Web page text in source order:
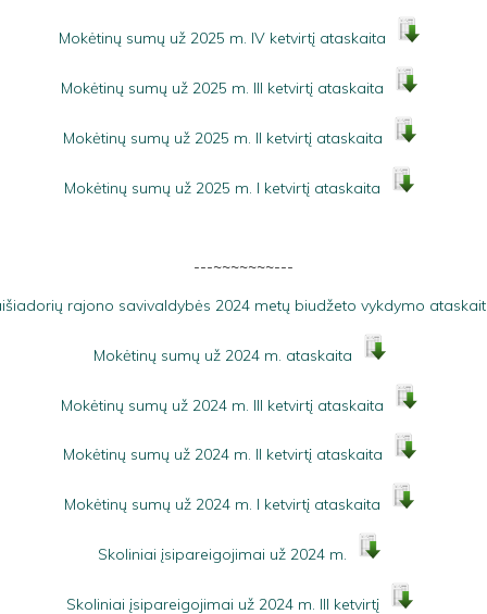
Mokėtinų sumų už 2025 m. IV ketvirtį ataskaita
Mokėtinų sumų už 2025 m. III ketvirtį ataskaita
Mokėtinų sumų už 2025 m. II ketvirtį ataskaita
Mokėtinų sumų už 2025 m. I ketvirtį ataskaita
---~~~~~~~---
rajono savivaldybės 2024 metų biudžeto vykdymo
Mokėtinų sumų už 2024 m. ataskaita
Mokėtinų sumų už 2024 m. III ketvirtį ataskaita
Mokėtinų sumų už 2024 m. II ketvirtį ataskaita
Mokėtinų sumų už 2024 m. I ketvirtį ataskaita
Skoliniai įsipareigojimai už 2024 m.
Skoliniai įsipareigojimai už 2024 m. III ketvirtį